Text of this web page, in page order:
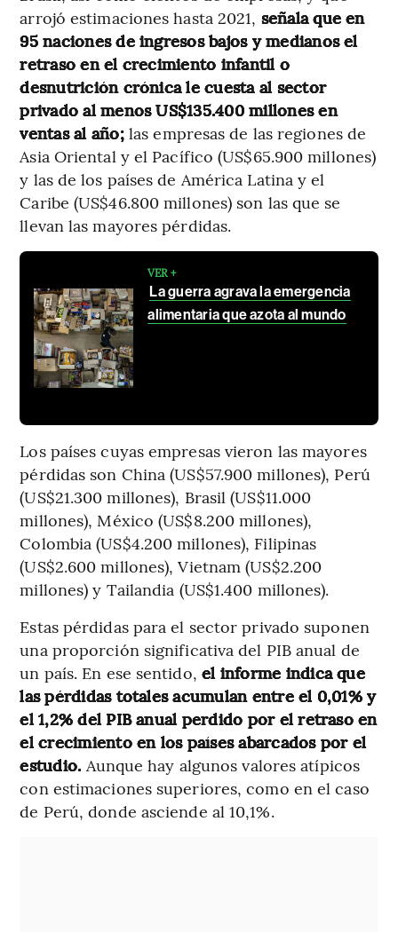
arrojó estimaciones hasta 2021, señala que en
95 naciones de ingresos bajos y medianos el
retraso en el crecimiento infantil o
desnutrición crónica le cuesta al sector
privado al menos US$135.400 millones en
ventas al año; las empresas de las regiones de
Asia Oriental y el Pacífico (US$65.900 millones)
y las de los países de América Latina y el
Caribe (US$46.800 millones) son las que se
llevan las mayores pérdidas.
VER +
La guerra agrava la emergencia
alimentaria que azota al mundo
Los países cuyas empresas vieron las mayores
pérdidas son China (US$57.900 millones), Perú
(US$21.300 millones), Brasil (US$11.000
millones), México (US$8.200 millones),
Colombia (US$4.200 millones), Filipinas
(US$2.600 millones), Vietnam (US$2.200
millones) y Tailandia (US$1.400 millones).
Estas pérdidas para el sector privado suponen
una proporción significativa del PIB anual de
un país. En ese sentido, el informe indica que
las pérdidas totales acumulan entre el 0,01% y
el 1,2% del PIB anual perdido por el retraso en
el crecimiento en los países abarcados por el
estudio. Aunque hay algunos valores atípicos
con estimaciones superiores, como en el caso
de Perú, donde asciende al 10,1%.